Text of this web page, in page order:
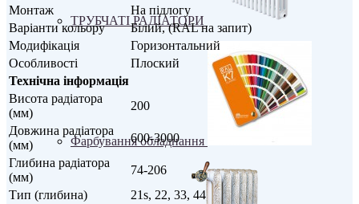
ТРУБЧАТІ РАДІАТОРИ
Фарбування обладнання
Монтаж
На підлогу
Варіанти кольору
Білий, (RAL на запит)
Модифікація
Горизонтальний
Особливості
Плоский
Технічна інформація
Висота радіатора
(мм)
200
Довжина радіатора
(мм)
600-3000
Глибина радіатора
(мм)
74-206
Тип (глибина)
21s, 22, 33, 44